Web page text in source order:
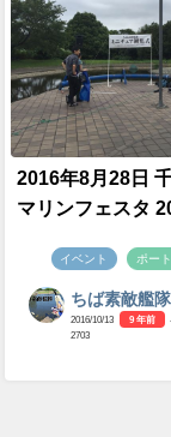
2016年8月28日
マリンフェスタ
イベント ポー
ちば素敵艦隊
2016/10/13 9 年前
2703